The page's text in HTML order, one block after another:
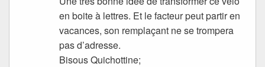
en boite à lettres. Et le facteur peut partir en
vacances, son remplaçant ne se trompera
pas d’adresse.
Bisous Quichottine;